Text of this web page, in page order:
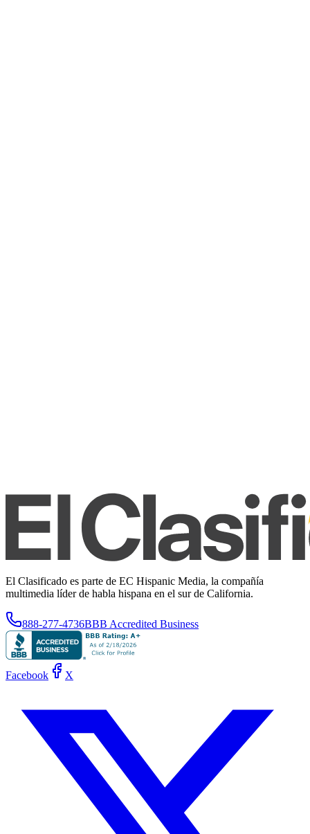
El Clasificado es parte de EC Hispanic Media, la compañía
multimedia líder de habla hispana en el sur de California.
888-277-4736BBB Accredited Business
Facebook X